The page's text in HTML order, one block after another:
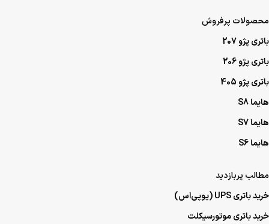
محصولات پرفروش
باتری پژو 207
باتری پژو 206
باتری پژو 405
هایما S8
هایما S7
هایما S6
مطالب پربازدید
خرید باتری UPS (یو‌پی‌اس)
خرید باتری موتورسیکلت